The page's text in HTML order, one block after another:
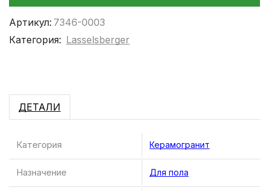
Артикул: 7346-0003
Категория: Lasselsberger
ДЕТАЛИ
Категория Керамогранит
Назначение Для пола